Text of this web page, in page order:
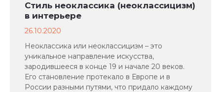
Стиль неоклассика (неоклассицизм)
в интерьере
26.10.2020
Неоклассика или неоклассицизм – это
уникальное направление искусства,
зародившееся в конце 19 и начале 20 веков.
Его становление протекало в Европе и в
России разными путями, что придало каждому